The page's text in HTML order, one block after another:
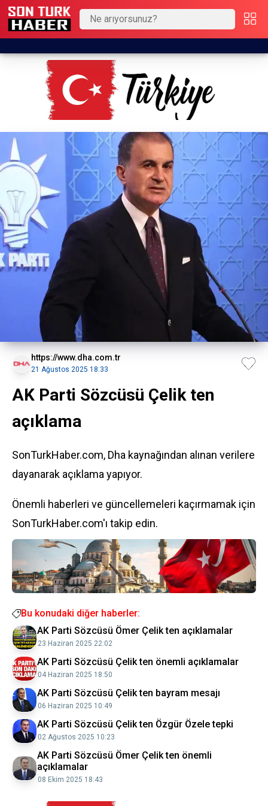
https://www.dha.com.tr
21 Ağustos 2025 18:33
AK Parti Sözcüsü Çelik ten
açıklama
SonTurkHaber.com, Dha kaynağından alınan verilere
dayanarak açıklama yapıyor.
Önemli haberleri ve güncellemeleri kaçırmamak için
SonTurkHaber.com'ı takip edin.
Bu konudaki diğer haberler:
AK Parti Sözcüsü Ömer Çelik ten açıklamalar
23 Haziran 2025 22:02
AK Parti Sözcüsü Çelik ten önemli açıklamalar
04 Haziran 2025 18:50
AK Parti Sözcüsü Çelik ten bayram mesajı
06 Haziran 2025 10:49
AK Parti Sözcüsü Çelik ten Özgür Özele tepki
02 Ağustos 2025 10:23
AK Parti Sözcüsü Ömer Çelik ten önemli
açıklamalar
08 Ekim 2025 18:43